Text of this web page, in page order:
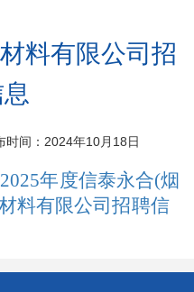
料有限公司招
时间：2024年10月18日
年度信泰永合(烟
料有限公司招聘信